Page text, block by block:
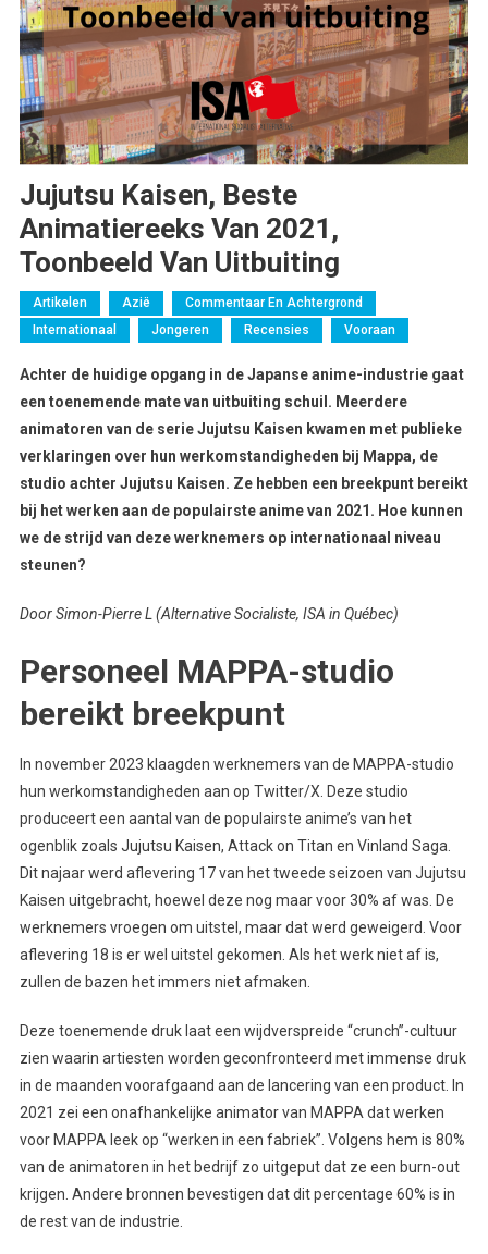
Jujutsu Kaisen, Beste
Animatiereeks Van 2021,
Toonbeeld Van Uitbuiting
Artikelen Azië
Commentaar En Achtergrond
Internationaal
Jongeren Recensies Vooraan
Achter de huidige opgang in de Japanse anime-industrie gaat
een toenemende mate van uitbuiting schuil. Meerdere
animatoren van de serie Jujutsu Kaisen kwamen met publieke
verklaringen over hun werkomstandigheden bij Mappa, de
studio achter Jujutsu Kaisen. Ze hebben een breekpunt bereikt
bij het werken aan de populairste anime van 2021. Hoe kunnen
we de strijd van deze werknemers op internationaal niveau
steunen?
Door Simon-Pierre L (Alternative Socialiste, ISA in Québec)
Personeel MAPPA-studio
bereikt breekpunt
In november 2023 klaagden werknemers van de MAPPA-studio
hun werkomstandigheden aan op Twitter/X. Deze studio
produceert een aantal van de populairste anime’s van het
ogenblik zoals Jujutsu Kaisen, Attack on Titan en Vinland Saga.
Dit najaar werd aflevering 17 van het tweede seizoen van Jujutsu
Kaisen uitgebracht, hoewel deze nog maar voor 30% af was. De
werknemers vroegen om uitstel, maar dat werd geweigerd. Voor
aflevering 18 is er wel uitstel gekomen. Als het werk niet af is,
zullen de bazen het immers niet afmaken.
Deze toenemende druk laat een wijdverspreide “crunch”-cultuur
zien waarin artiesten worden geconfronteerd met immense druk
in de maanden voorafgaand aan de lancering van een product. In
2021 zei een onafhankelijke animator van MAPPA dat werken
voor MAPPA leek op “werken in een fabriek”. Volgens hem is 80%
van de animatoren in het bedrijf zo uitgeput dat ze een burn-out
krijgen. Andere bronnen bevestigen dat dit percentage 60% is in
de rest van de industrie.